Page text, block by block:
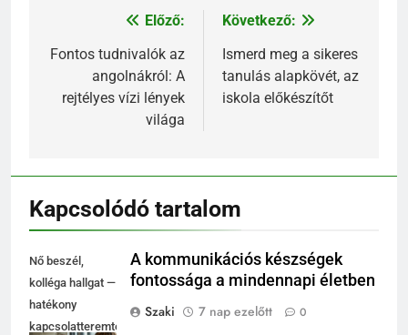
Bejegyzés
navigáció
Előző:
Fontos tudnivalók az
angolnákról: A
rejtélyes vízi lények
világa
Következő:
Ismerd meg a sikeres
tanulás alapkövét, az
iskola előkészítőt
Kapcsolódó tartalom
Nő beszél,
kolléga hallgat —
hatékony
kapcsolatteremtés
A kommunikációs készségek
fontossága a mindennapi életben
Szaki
7 nap ezelőtt 0